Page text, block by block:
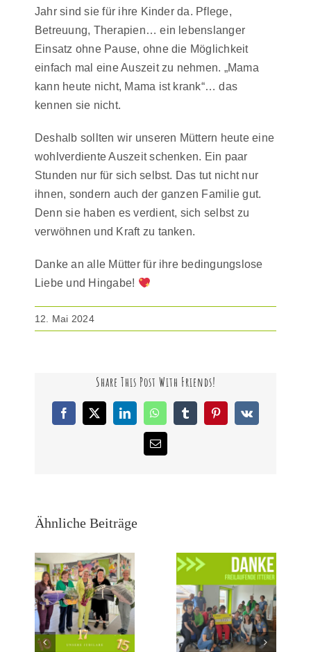
Jahr sind sie für ihre Kinder da. Pflege,
Betreuung, Therapien… ein lebenslanger
Einsatz ohne Pause, ohne die Möglichkeit
einfach mal eine Auszeit zu nehmen. „Mama
kann heute nicht, Mama ist krank“… das
kennen sie nicht.
Deshalb sollten wir unseren Müttern heute eine
wohlverdiente Auszeit schenken. Ein paar
Stunden nur für sich selbst. Das tut nicht nur
ihnen, sondern auch der ganzen Familie gut.
Denn sie haben es verdient, sich selbst zu
verwöhnen und Kraft zu tanken.
Danke an alle Mütter für ihre bedingungslose
Liebe und Hingabe!
12. Mai 2024
Share This Post With Friends!
Facebook
X LinkedInWhatsAppTumblrPinterest
Vk
E-
Ähnliche Beiträge